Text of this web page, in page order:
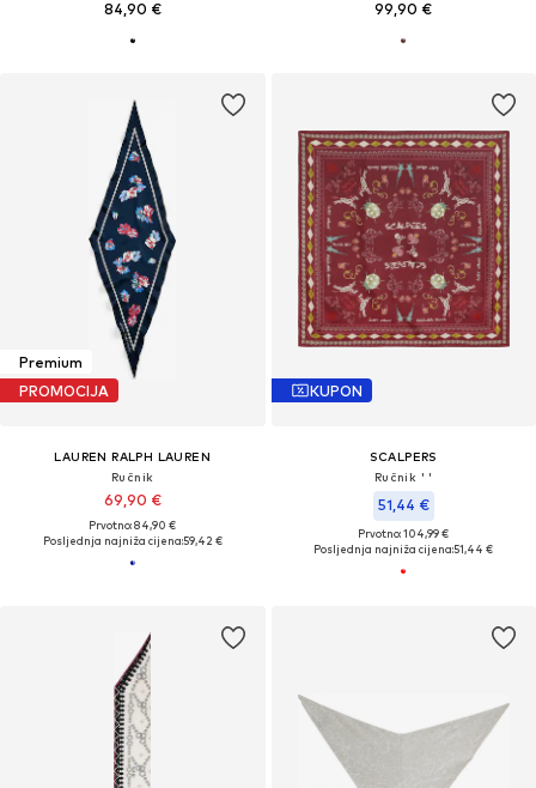
84,90 € 99,90 €
Premium
PROMOCIJA
LAUREN RALPH LAUREN
Ručnik
69,90 €
Prvotno: 84,90 €
Posljednja najniža cijena:59,42 €
KUPON
SCALPERS
Ručnik ' '
51,44 €
Prvotno: 104,99 €
Posljednja najniža cijena:51,44 €